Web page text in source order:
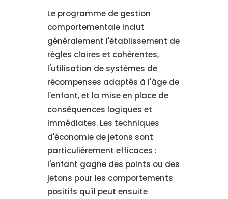
Le programme de gestion
comportementale inclut
généralement l'établissement de
règles claires et cohérentes,
l'utilisation de systèmes de
récompenses adaptés à l'âge de
l'enfant, et la mise en place de
conséquences logiques et
immédiates. Les techniques
d'économie de jetons sont
particulièrement efficaces :
l'enfant gagne des points ou des
jetons pour les comportements
positifs qu'il peut ensuite